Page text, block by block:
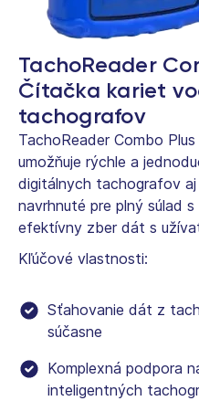
TachoReader
Čítačka kariet
tachografov
TachoReader Combo
umožňuje rýchle a
digitálnych tachografov
navrhnuté pre plný súlad
efektívny zber dát s
Kľúčové vlastnosti:
Sťahovanie dát z
súčasne
Komplexná podpora
inteligentných